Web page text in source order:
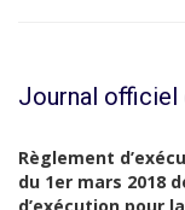
Journal officiel
Règlement
du 1er mars 2018